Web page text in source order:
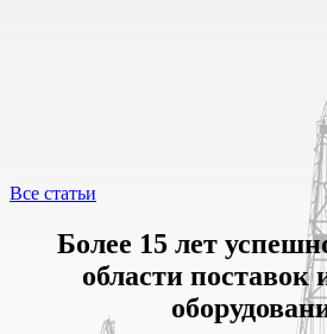
Все статьи
Более 15 лет
области поставок